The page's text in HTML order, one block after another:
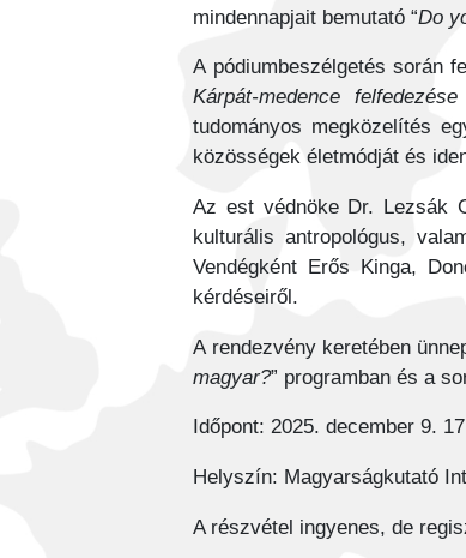
mindennapjait bemutató “Do
A pódiumbeszélgetés során
Kárpát-medence felfedezése
tudományos megközelítés
közösségek életmódját és
Az est védnöke Dr. Lezsák
kulturális antropológus,
Vendégként Erős Kinga,
kérdéseiről.
A rendezvény keretében
magyar?” programban és a
Időpont: 2025. december 9.
Helyszín: Magyarságkutató
A részvétel ingyenes, de